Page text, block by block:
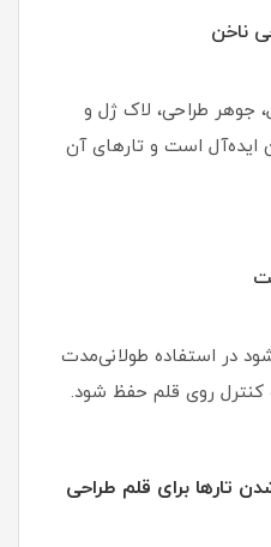
ناخن
جوهر طراحی، لاک ژل و
است و تارهای آن
در استفاده طولانی‌مدت
روی قلم حفظ شود.
تارها برای قلم طراحی